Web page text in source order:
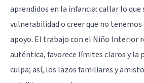
aprendidos en la infancia: callar lo
vulnerabilidad o creer que no tenemos
apoyo. El trabajo con el Niño Interior
auténtica, favorece límites claros y la
culpa; así, los lazos familiares y